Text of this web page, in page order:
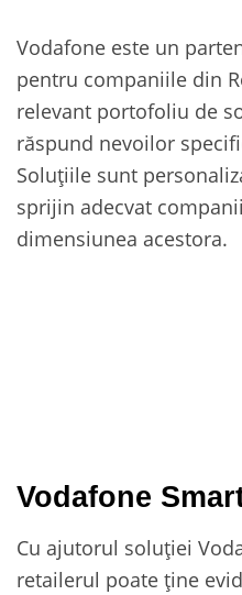
Vodafone este un
pentru companiile din
relevant portofoliu de
răspund nevoilor
Soluțiile sunt
sprijin adecvat
dimensiunea acestora.
Vodafone
Cu ajutorul soluției
retailerul poate ține